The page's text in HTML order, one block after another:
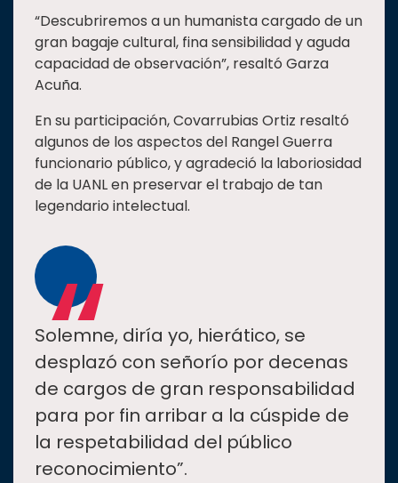
“Descubriremos a un humanista cargado de un
gran bagaje cultural, fina sensibilidad y aguda
capacidad de observación”, resaltó Garza
Acuña.
En su participación, Covarrubias Ortiz resaltó
algunos de los aspectos del Rangel Guerra
funcionario público, y agradeció la laboriosidad
de la UANL en preservar el trabajo de tan
legendario intelectual.
“
Solemne, diría yo, hierático, se
desplazó con señorío por decenas
de cargos de gran responsabilidad
para por fin arribar a la cúspide de
la respetabilidad del público
reconocimiento”.